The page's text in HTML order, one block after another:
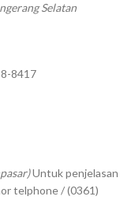
Selatan
8417
Untuk penjelasan
telphone / (0361)